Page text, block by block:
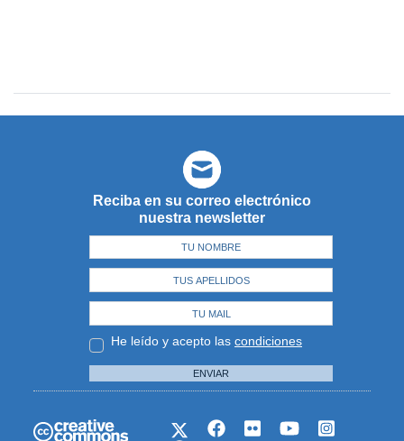
Reciba en su correo electrónico
nuestra newsletter
He leído y acepto las condiciones
ENVIAR